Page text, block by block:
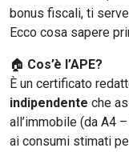
bonus fiscali, ti serve
Ecco cosa sapere
🏠 Cos’è l’APE?
È un certificato
indipendente che
all’immobile (da A4
ai consumi stimati